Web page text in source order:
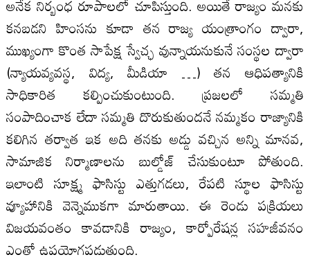
కనబడని హింసను కూడా తన రాజ్య యంత్రాంగం ద్వారా,
ముఖ్యంగా కొంత సాపేక్ష స్వేచ్ఛ వున్నాయనుకునే సంస్థల ద్వారా
(న్యాయవ్యవస్థ, విద్య, మీడియా …) తన ఆధిపత్యానికి
సాధికారిత కల్పించుకుంటుంది. ప్రజలలో సమ్మతి
సంపాదించాక లేదా సమ్మతి దొరుకుతుందనే నమ్మకం రాజ్యానికి
కలిగిన తర్వాత ఇక అది తనకు అడ్డు వచ్చిన అన్ని మానవ,
సామాజిక నిర్మాణాలను బుల్డోజ్ చేసుకుంటూ పోతుంది.
ఇలాంటి సూక్ష్మ ఫాసిస్టు ఎత్తుగడలు, రేపటి స్థూల ఫాసిస్టు
వ్యూహానికి వెన్నెముకగా మారుతాయి. ఈ రెండు పక్రియలు
విజయవంతం కావడానికి రాజ్యం, కార్పోరేషన్ల సహజీవనం
ఎంతో ఉపయోగపడుతుంది.